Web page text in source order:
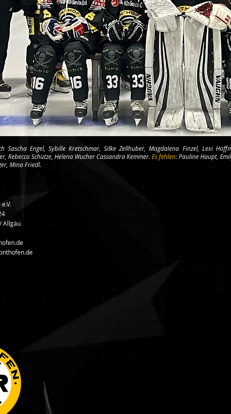
Sascha Engel, Sybille Kretschmar, Silke Zellhuber, Magdalena Finzel, Lexi
Rebecca Schütze, Helena Wucher Cassandra Kemmer. Es fehlen:Pauline Haupt,
Mina Friedl.
Allgäu